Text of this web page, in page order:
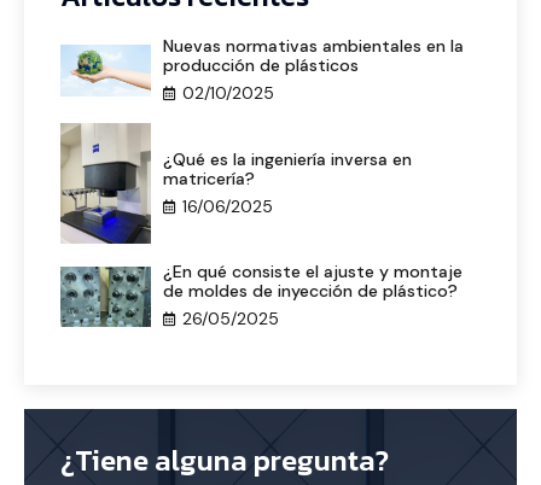
Nuevas normativas ambientales en la
producción de plásticos
02/10/2025
¿Qué es la ingeniería inversa en
matricería?
16/06/2025
¿En qué consiste el ajuste y montaje
de moldes de inyección de plástico?
26/05/2025
¿Tiene alguna pregunta?